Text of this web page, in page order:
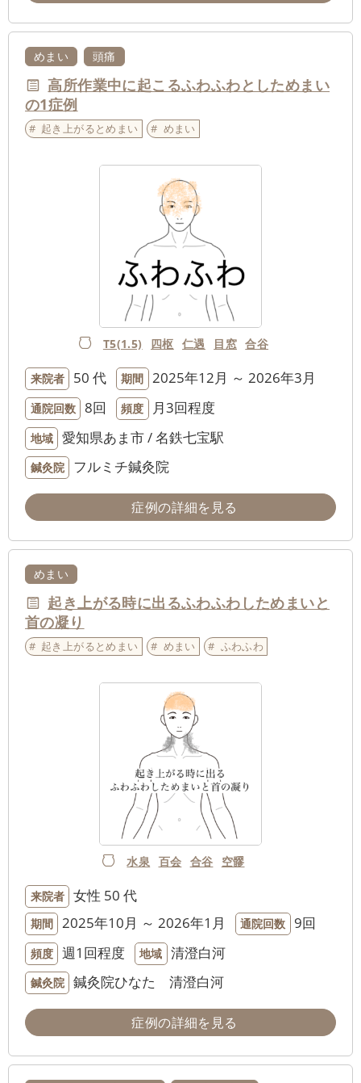
めまい 頭痛
高所作業中に起こるふわふわとしためまい
の1症例
起き上がるとめまい めまい
T5(1.5) 四枢 仁遇 目窓 合谷
来院者 50 代 期間 2025年12月 ～ 2026年3月
通院回数 8回 頻度 月3回程度
地域 愛知県あま市 / 名鉄七宝駅
鍼灸院 フルミチ鍼灸院
症例の詳細を見る
めまい
起き上がる時に出るふわふわしためまいと
首の凝り
起き上がるとめまい めまい ふわふわ
水泉 百会 合谷 空髎
来院者 女性 50 代
期間 2025年10月 ～ 2026年1月 通院回数 9回
頻度 週1回程度 地域 清澄白河
鍼灸院 鍼灸院ひなた 清澄白河
症例の詳細を見る